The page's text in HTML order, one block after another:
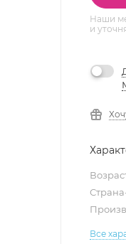
Наши
и
Все